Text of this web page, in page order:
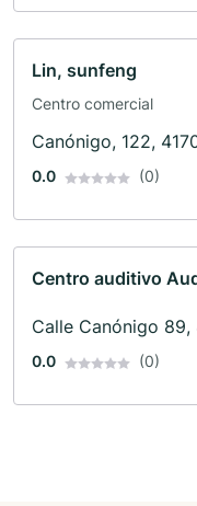
Lin, sunfeng
Centro comercial
Canónigo, 122,
0.0 (0)
Centro auditivo
Calle Canónigo 89,
0.0 (0)